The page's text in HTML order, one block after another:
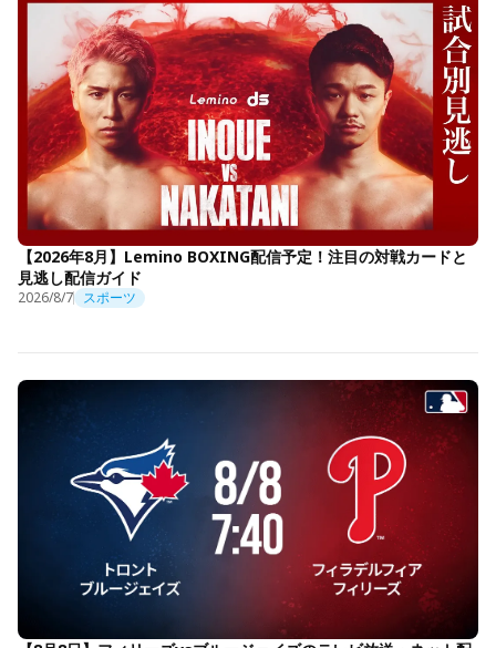
【2026年8月】Lemino BOXING配信予定！注目の対戦カードと
見逃し配信ガイド
2026/8/7 スポーツ